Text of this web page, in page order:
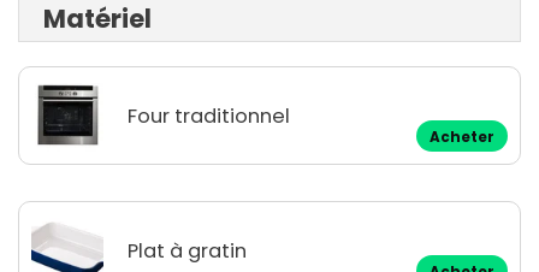
Matériel
Four traditionnel
Acheter
Plat à gratin